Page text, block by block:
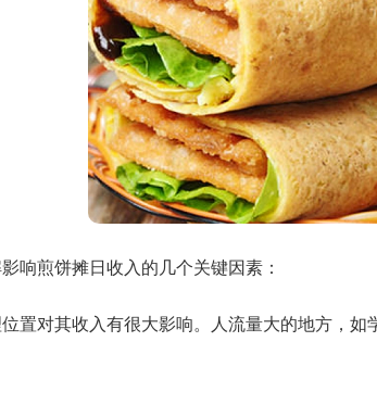
响煎饼摊日收入的几个关键因素：
置对其收入有很大影响。人流量大的地方，